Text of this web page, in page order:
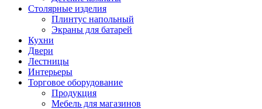
Столярные изделия
Плинтус напольный
Экраны для батарей
Кухни
Двери
Лестницы
Интерьеры
Торговое оборудование
Продукция
Мебель для магазинов